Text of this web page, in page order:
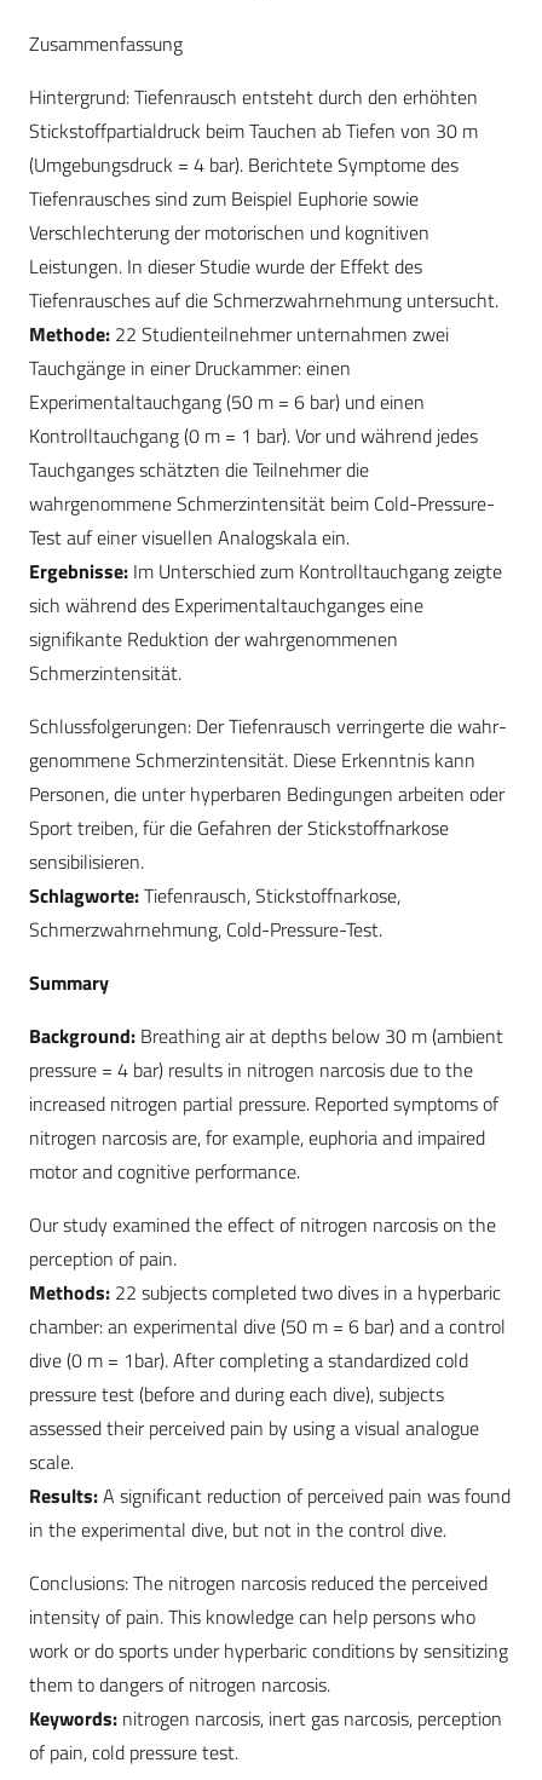
Zusammenfassung
Hintergrund: Tiefenrausch entsteht durch den erhöhten
Stickstoffpartialdruck beim Tauchen ab Tiefen von 30 m
(Umgebungsdruck = 4 bar). Berichtete Symptome des
Tiefenrausches sind zum Beispiel Euphorie sowie
Verschlechterung der motorischen und kognitiven
Leistungen. In dieser Studie wurde der Effekt des
Tiefenrausches auf die Schmerz­wahrnehmung untersucht.
Methode: 22 Studienteilnehmer unternahmen zwei
Tauchgänge in einer Druckammer: einen
Experimentaltauchgang (50 m = 6 bar) und einen
Kontrolltauchgang (0 m = 1 bar). Vor und während jedes
Tauchganges schätzten die Teilnehmer die
wahrgenommene Schmerzintensität beim Cold-Pressure-
Test auf einer visuellen Analogskala ein.
Ergebnisse: Im Unterschied zum Kontrolltauchgang zeigte
sich während des Experimentaltauchganges eine
signifikante Reduktion der wahrgenommenen
Schmerzintensität.
Schlussfolgerungen: Der Tiefenrausch verringerte die wahr­
genommene Schmerzintensität. Diese Erkenntnis kann
Personen, die unter hyperbaren Bedingungen arbeiten oder
Sport treiben, für die Gefahren der Stickstoffnarkose
sensibilisieren.
Schlagworte:Tiefenrausch, Stickstoffnarkose,
Schmerzwahrnehmung, Cold-Pressure-Test.
Summary
Background: Breathing air at depths below 30 m (ambient
pressure = 4 bar) results in nitrogen narcosis due to the
increased nitrogen partial pressure. Reported symptoms of
nitrogen narcosis are, for example, euphoria and impaired
motor and cognitive performance.
Our study examined the effect of nitrogen narcosis on the
perception of pain.
Methods: 22 subjects completed two dives in a hyperbaric
chamber: an experimental dive (50 m = 6 bar) and a control
dive (0 m = 1bar). After completing a standardized cold
pressure test (before and during each dive), subjects
assessed their perceived pain by using a visual analogue
scale.
Results:A significant reduction of perceived pain was found
in the experimental dive, but not in the control dive.
Conclusions: The nitrogen narcosis reduced the perceived
intensity of pain. This knowledge can help persons who
work or do sports under hyperbaric conditions by sensitizing
them to dangers of nitrogen narcosis.
Keywords: nitrogen narcosis, inert gas narcosis, perception
of pain, cold pressure test.